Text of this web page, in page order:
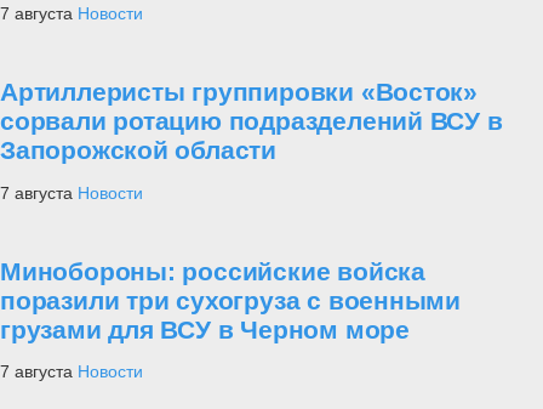
7 августа Новости
Артиллеристы группировки «Восток»
сорвали ротацию подразделений ВСУ в
Запорожской области
7 августа Новости
Минобороны: российские войска
поразили три сухогруза с военными
грузами для ВСУ в Черном море
7 августа Новости